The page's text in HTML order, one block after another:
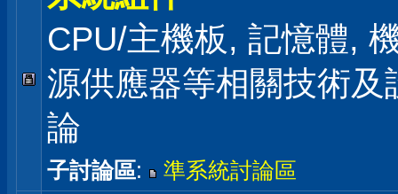
CPU/主機板, 記憶體,
源供應器等相關技術及
論
子討論區: 準系統討論區